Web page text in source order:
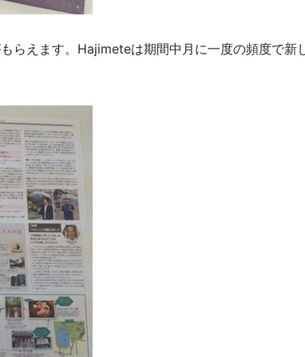
らえます。Hajimeteは期間中月に一度の頻度で新